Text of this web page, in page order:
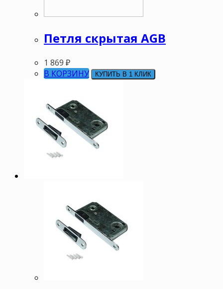
Петля скрытая AGB
1 869 ₽
В КОРЗИНУ
КУПИТЬ В 1 КЛИК